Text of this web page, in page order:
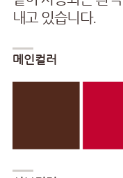
내고 있습니다.
메인컬러